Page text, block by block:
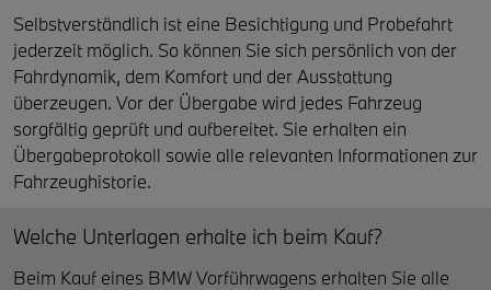
Selbstverständlich ist eine Besichtigung und Probefahrt
jederzeit möglich. So können Sie sich persönlich von der
Fahrdynamik, dem Komfort und der Ausstattung
überzeugen. Vor der Übergabe wird jedes Fahrzeug
sorgfältig geprüft und aufbereitet. Sie erhalten ein
Übergabeprotokoll sowie alle relevanten Informationen zur
Fahrzeughistorie.
Welche Unterlagen erhalte ich beim Kauf?
Beim Kauf eines BMW Vorführwagens erhalten Sie alle